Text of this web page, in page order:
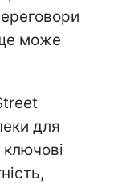
може
для